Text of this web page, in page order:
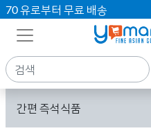
70 유로부터 무료 배송
간편 즉석식품